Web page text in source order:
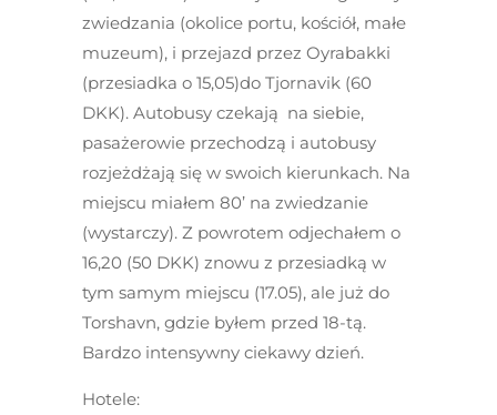
zwiedzania (okolice portu, kościół, małe
muzeum), i przejazd przez Oyrabakki
(przesiadka o 15,05)do Tjornavik (60
DKK). Autobusy czekają na siebie,
pasażerowie przechodzą i autobusy
rozjeżdżają się w swoich kierunkach. Na
miejscu miałem 80’ na zwiedzanie
(wystarczy). Z powrotem odjechałem o
16,20 (50 DKK) znowu z przesiadką w
tym samym miejscu (17.05), ale już do
Torshavn, gdzie byłem przed 18-tą.
Bardzo intensywny ciekawy dzień.
Hotele: